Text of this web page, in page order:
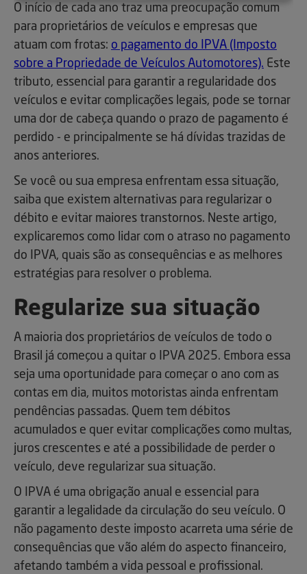
O início de cada ano traz uma preocupação comum
para proprietários de veículos e empresas que
atuam com frotas: o pagamento do IPVA (Imposto
sobre a Propriedade de Veículos Automotores). Este
tributo, essencial para garantir a regularidade dos
veículos e evitar complicações legais, pode se tornar
uma dor de cabeça quando o prazo de pagamento é
perdido - e principalmente se há dívidas trazidas de
anos anteriores.
Se você ou sua empresa enfrentam essa situação,
saiba que existem alternativas para regularizar o
débito e evitar maiores transtornos. Neste artigo,
explicaremos como lidar com o atraso no pagamento
do IPVA, quais são as consequências e as melhores
estratégias para resolver o problema.
Regularize sua situação
A maioria dos proprietários de veículos de todo o
Brasil já começou a quitar o IPVA 2025. Embora essa
seja uma oportunidade para começar o ano com as
contas em dia, muitos motoristas ainda enfrentam
pendências passadas. Quem tem débitos
acumulados e quer evitar complicações como multas,
juros crescentes e até a possibilidade de perder o
veículo, deve regularizar sua situação.
O IPVA é uma obrigação anual e essencial para
garantir a legalidade da circulação do seu veículo. O
não pagamento deste imposto acarreta uma série de
consequências que vão além do aspecto financeiro,
afetando também a vida pessoal e profissional.